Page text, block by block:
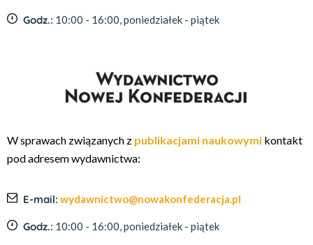
Godz.: 10:00 - 16:00, poniedziałek - piątek
W sprawach związanych z publikacjami naukowymi kontakt
pod adresem wydawnictwa:
E-mail: wydawnictwo@nowakonfederacja.pl
Godz.: 10:00 - 16:00, poniedziałek - piątek